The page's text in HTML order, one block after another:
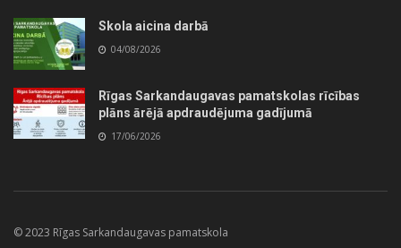
Skola aicina darbā
04/08/2026
Rīgas Sarkandaugavas pamatskolas rīcības
plāns ārējā apdraudējuma gadījumā
17/06/2026
© 2023 Rīgas Sarkandaugavas pamatskola